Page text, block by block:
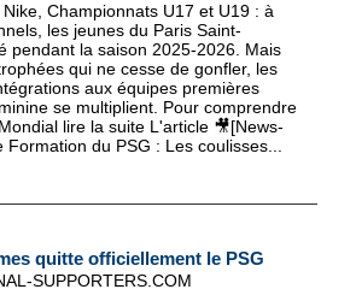
Championnats U17 et U19 : à
les jeunes du Paris Saint-
pendant la saison 2025-2026. Mais
qui ne cesse de gonfler, les
aux équipes premières
se multiplient. Pour comprendre
lire la suite L'article 🎥[News-
du PSG : Les coulisses...
quitte officiellement le PSG
SUPPORTERS.COM